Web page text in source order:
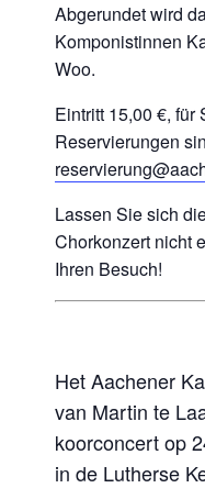
Abgerundet wird
Komponistinnen
Woo.
Eintritt 15,00 €, für
Reservierungen
Lassen Sie sich
Chorkonzert nicht
Ihren Besuch!
Het Aachener
van Martin te
koorconcert op
in de Lutherse